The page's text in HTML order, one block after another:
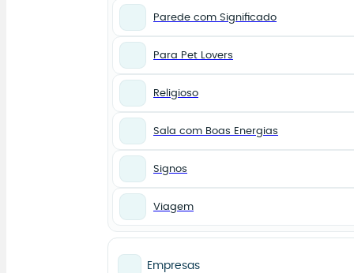
Parede com Significado
Para Pet Lovers
Religioso
Sala com Boas Energias
Signos
Viagem
Empresas